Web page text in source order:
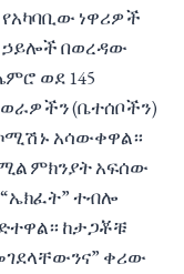
የአካባቢው ነዋሪዎች
በወረዳው
ወደ 145
(ቤተሰቦችን)
አሳውቀዋል።
ምክንያት አፍሰው
ተብሎ
ከታጋቾቹ
ቀሪው